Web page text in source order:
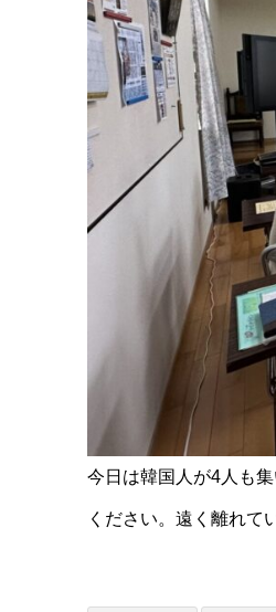
今日は韓国人が4人も
ください。遠く離れて